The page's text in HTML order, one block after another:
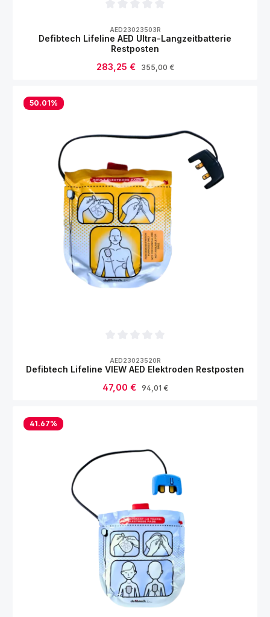
AED23023503R
Defibtech Lifeline AED Ultra-Langzeitbatterie
Restposten
Verkaufspreis:
283,25 € Regulärer Preis:
355,00 €
50.01%
AED23023520R
Defibtech Lifeline VIEW AED Elektroden Restposten
Verkaufspreis:
47,00 € Regulärer Preis:
94,01 €
41.67%